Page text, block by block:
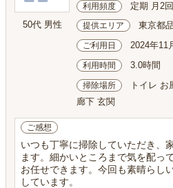
50代 男性
利用頻度 定期 月2回
提供エリア 東京都
ご利用日 2024年11
利用時間 3.0時間
掃除場所
トイレ
廊下 玄関
ご感想
いつも丁寧に掃除していただき、
ます。細かいところまで気を配っ
お任せできます。今回も素晴らし
しています。